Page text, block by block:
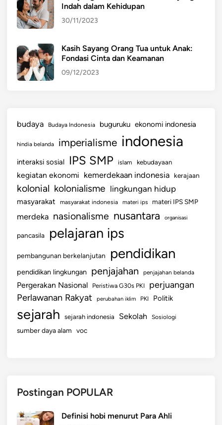
Indah dalam Kehidupan
30/11/2023
Kasih Sayang Orang Tua untuk Anak:
Fondasi Cinta dan Keamanan
09/12/2023
budaya Budaya Indonesia buguruku ekonomi indonesia
hindia belanda imperialisme indonesia
interaksi sosial IPS SMP islam kebudayaan
kegiatan ekonomi kemerdekaan indonesia kerajaan
kolonial kolonialisme lingkungan hidup
masyarakat masyarakat indonesia materi ips materi IPS SMP
merdeka nasionalisme nusantara organisasi
pancasila pelajaran ips
pembangunan berkelanjutan pendidikan
pendidikan lingkungan penjajahan penjajahan belanda
Pergerakan Nasional Peristiwa G30s PKI perjuangan
Perlawanan Rakyat perubahan iklim PKI Politik
sejarah sejarah indonesia Sekolah Sosiologi
sumber daya alam voc
Postingan POPULAR
Definisi hobi menurut Para Ahli